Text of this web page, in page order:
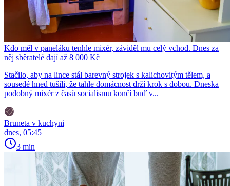
Kdo měl v paneláku tenhle mixér, záviděl mu celý vchod. Dnes za
něj sběratelé dají až 8 000 Kč
Stačilo, aby na lince stál barevný strojek s kalichovitým tělem, a
sousedé hned tušili, že tahle domácnost drží krok s dobou. Dneska
podobný mixér z časů socialismu končí buď v...
Bruneta v kuchyni
dnes, 05:45
3 min